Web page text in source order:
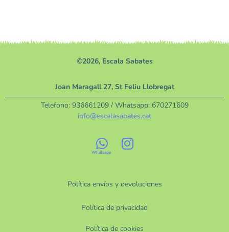
©2026, Escala Sabates
Política envíos y devoluciones
Política de privacidad
Política de cookies
Joan Maragall 27, St Feliu Llobregat
Telefono: 936661209/ Whatsapp: 670271609
info@escalasabates.cat